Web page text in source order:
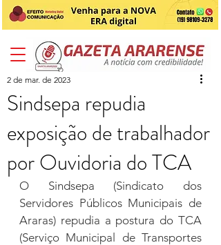
Sindsepa repudia
exposição de trabalhador
por Ouvidoria do TCA
2 de mar. de 2023
O Sindsepa (Sindicato dos
Servidores Públicos Municipais de
Araras) repudia a postura do TCA
(Serviço Municipal de Transportes